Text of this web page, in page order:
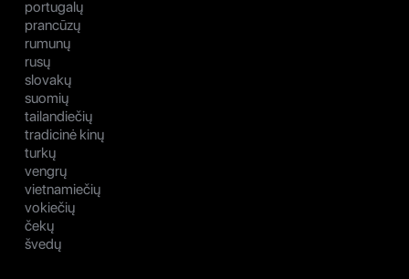
portugalų
prancūzų
rumunų
rusų
slovakų
suomių
tailandiečių
tradicinė kinų
turkų
vengrų
vietnamiečių
vokiečių
čekų
švedų